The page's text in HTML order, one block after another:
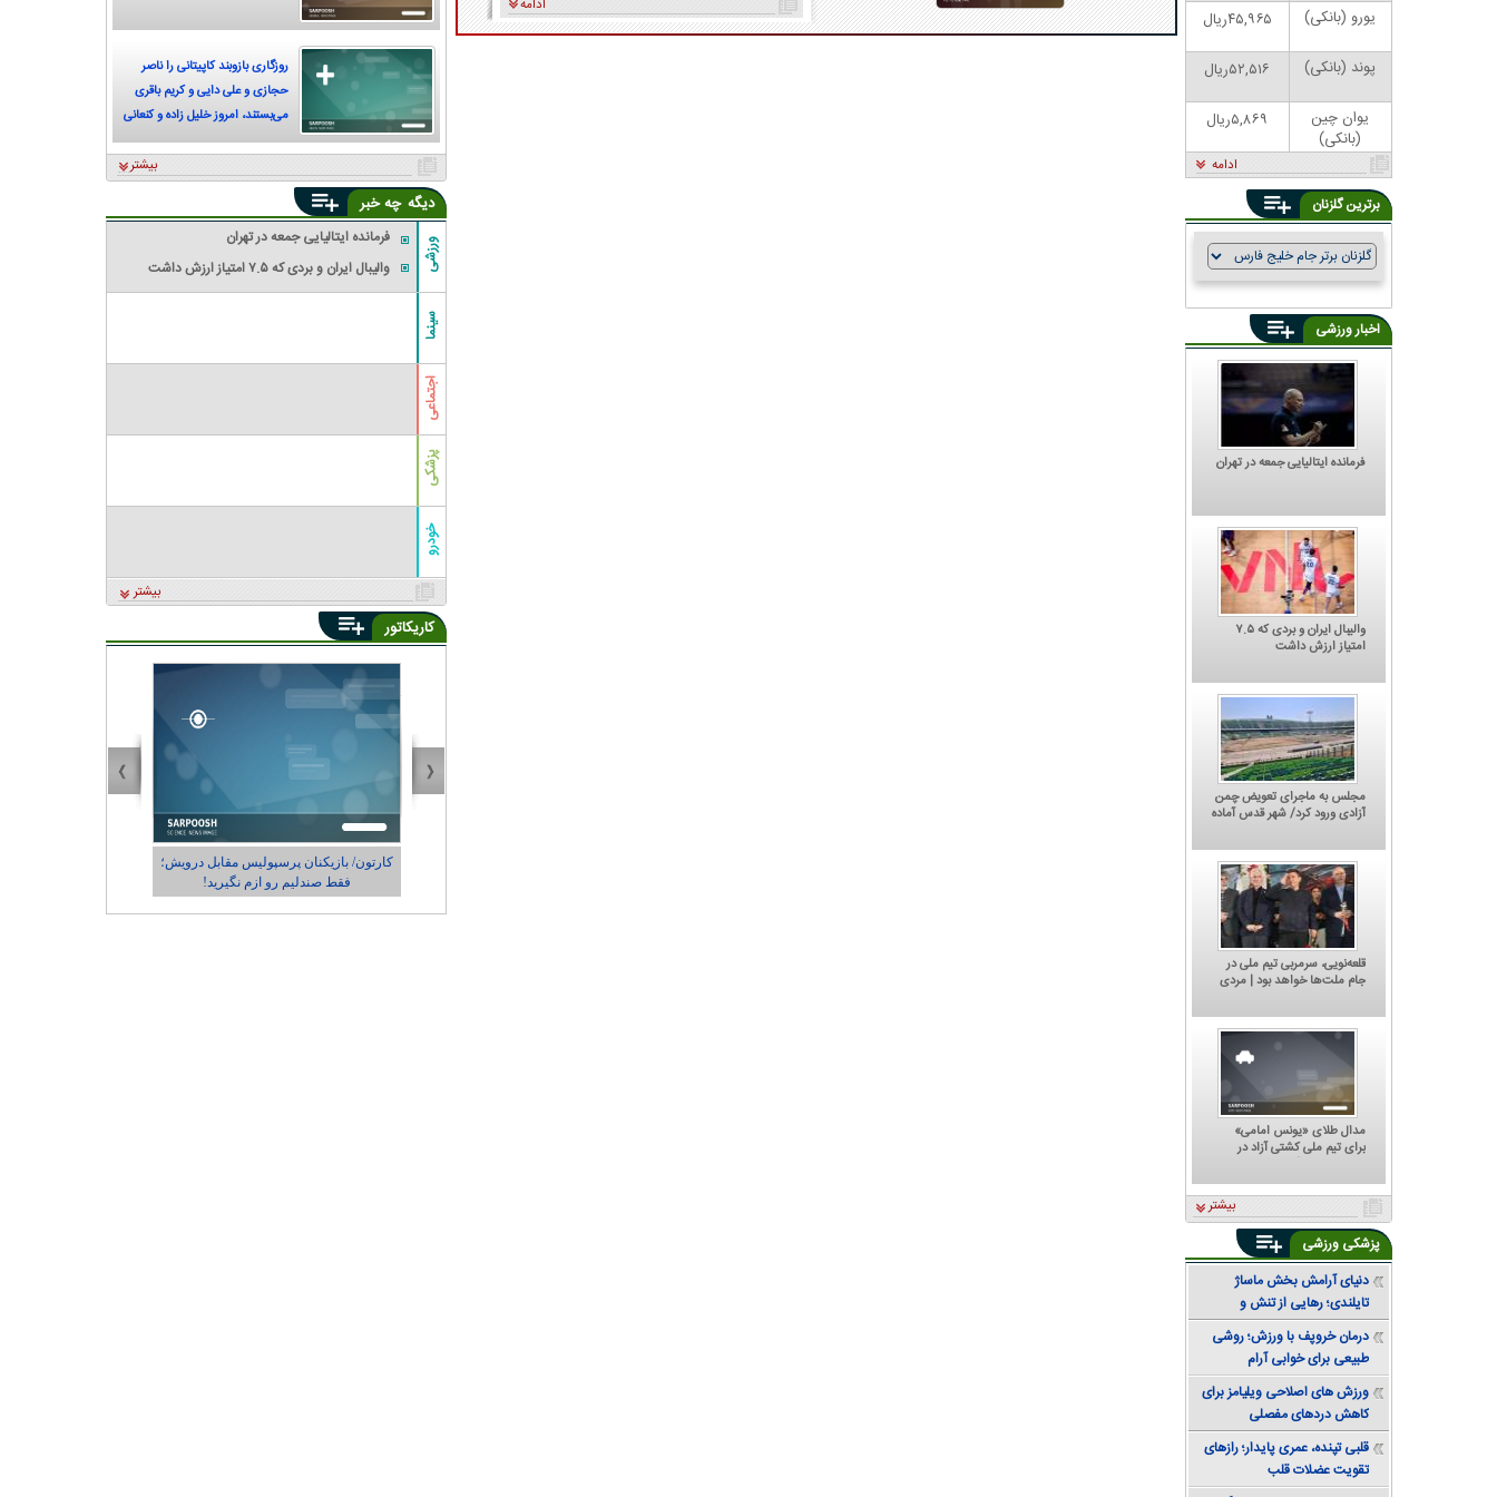
ادامه
روزگاری بازوبند کاپیتانی را ناصر
حجازی و علی دایی و کریم باقری
می‌بستند، امروز خلیل زاده و کنعانی
زادگان
بیشتر
دیگه چه خبر
ورزشی
فرمانده ایتالیایی جمعه در تهران
والیبال ایران و بردی که ۷.۵ امتیاز ارزش داشت
سینما
اجتماعی
پزشکی
خودرو
بیشتر
کاریکاتور
کاریکاتور/ کتاب 'چگونه قهر کنیم؟' جدیدترین
اثر یحیی گل‌محمدی
کارتون/ بازیکنان پرسپولیس مقابل درویش؛
فقط صندلیم رو ازم نگیرید!
کاریکاتور/ در حاشیه حضور رونالدو در
یورو (بانکی)
۴۵,۹۶۵ریال
پوند (بانکی)
۵۲,۵۱۶ریال
یوان چین
(بانکی)
۵,۸۶۹ریال
ادامه
برترین گلزنان
اخبار ورزشی
فرمانده ایتالیایی جمعه در تهران
والیبال ایران و بردی که ۷.۵
امتیاز ارزش داشت
مجلس به ماجرای تعویض چمن
آزادی ورود کرد/ شهر قدس آماده
پرسپولیس
قلعه‌نویی، سرمربی تیم ملی در
جام ملت‌ها خواهد بود | مردی
پشت مهدی تاج به کجا گرم
است؟
مدال طلای «یونس امامی»
برای تیم ملی کشتی آزاد در
بیشتر
پزشکی ورزشی
دنیای آرامش بخش ماساژ
تایلندی؛ رهایی از تنش و
دستیابی به تعادل
درمان خروپف با ورزش؛ روشی
طبیعی برای خوابی آرام
ورزش های اصلاحی ویلیامز برای
کاهش دردهای مفصلی
قلبی تپنده، عمری پایدار؛ رازهای
تقویت عضلات قلب